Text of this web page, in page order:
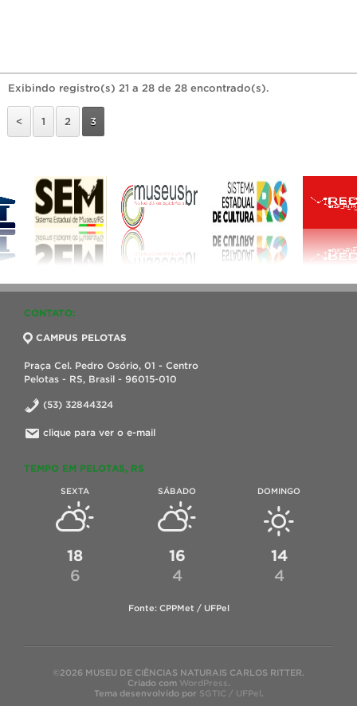
Exibindo registro(s) 21 a 28 de 28 encontrado(s).
< 1 2 3
CONTATO:
CAMPUS PELOTAS
Praça Cel. Pedro Osório, 01 - Centro
Pelotas - RS, Brasil - 96015-010
(53) 32844324
clique para ver o e-mail
TEMPO EM PELOTAS, RS
SEXTA
18
6
SÁBADO
16
4
DOMINGO
14
4
Fonte: CPPMet / UFPel
©2026 MUSEU DE CIÊNCIAS NATURAIS CARLOS RITTER.
Criado com WordPress.
Tema desenvolvido por SGTIC / UFPel .